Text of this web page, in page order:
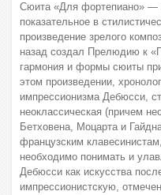
Сюита «Для фортепиано» —
показательное в
произведение зрелого
назад создал Прелюдию к
гармония и формы сюиты
этом произведении,
импрессионизма Дебюсси,
неоклассическая (причем
Бетховена, Моцарта и
французским
необходимо понимать и
Дебюсси как искусства
импрессионистскую,